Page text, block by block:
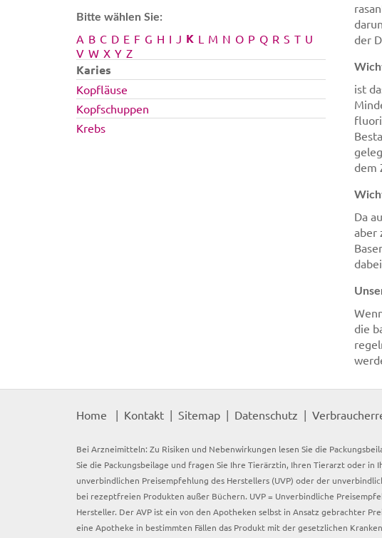
Bitte wählen Sie:
A B C D E F G H I J K L M N O P Q R S T U
V W X Y Z
Karies
Kopfläuse
Kopfschuppen
Krebs
der
ist
dem
Da
aber
die
Home Kontakt Sitemap Datenschutz
Bei Arzneimitteln: Zu Risiken und Nebenwirkungen lesen Sie die
Sie die Packungsbeilage und fragen Sie Ihre Tierärztin, Ihren Tierarzt oder
unverbindlichen Preisempfehlung des Herstellers (UVP) oder der
bei rezeptfreien Produkten außer Büchern. UVP = Unverbindliche
Hersteller. Der AVP ist ein von den Apotheken selbst in Ansatz gebrachter
eine Apotheke in bestimmten Fällen das Produkt mit der gesetzlichen